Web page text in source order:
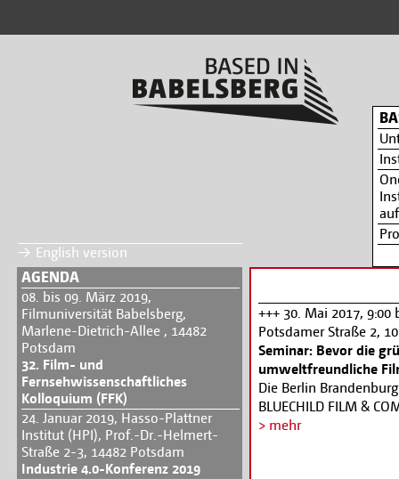
English version
AGENDA
08. bis 09. März 2019,
Filmuniversität Babelsberg,
Marlene-Dietrich-Allee , 14482
Potsdam
32. Film- und
Fernsehwissenschaftliches
Kolloquium (FFK)
24. Januar 2019, Hasso-Plattner
Institut (HPI), Prof.-Dr.-Helmert-
Straße 2-3, 14482 Potsdam
Industrie 4.0-Konferenz 2019
+++ 30. Mai 2017,
Potsdamer Straße 2,
Seminar: Bevor die
umweltfreundliche
Die Berlin
BLUECHILD FILM &
ACTION BITTE! - WE
> mehr